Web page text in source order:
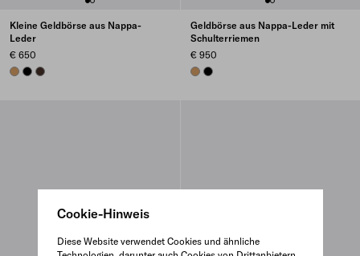
Cookie-Hinweis
Diese Website verwendet Cookies und ähnliche
Kleine Geldbörse aus Nappa-
Leder
€ 650
CARAMEL
BLACKSIENNA
Geldbörse aus Nappa-Leder mit
Schulterriemen
€ 950
CARAMEL
BLACK